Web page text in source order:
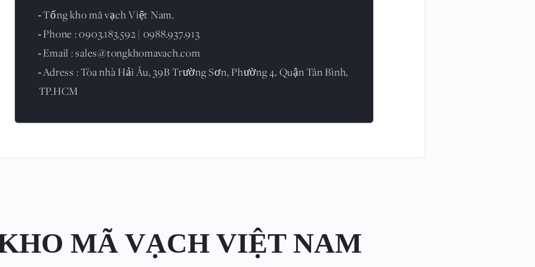
- Tổng kho mã vạch Việt Nam.
- Phone : 0903.183.592 | 0988.937.913
- Email : sales@tongkhomavach.com
- Adress : Tòa nhà Hải Âu, 39B Trường Sơn, Phường 4, Quận Tân Bình,
TP.HCM
MÃ VẠCH VIỆT NAM